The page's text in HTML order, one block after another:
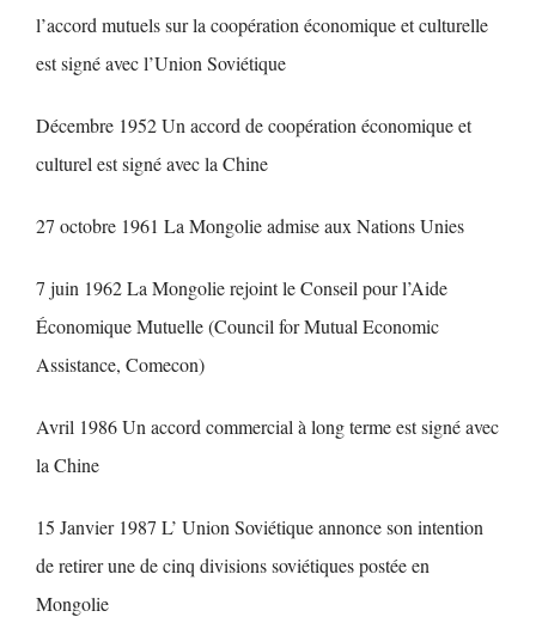
l’accord mutuels sur la coopération économique et culturelle
est signé avec l’Union Soviétique
Décembre 1952 Un accord de coopération économique et
culturel est signé avec la Chine
27 octobre 1961 La Mongolie admise aux Nations Unies
7 juin 1962 La Mongolie rejoint le Conseil pour l’Aide
Économique Mutuelle (Council for Mutual Economic
Assistance, Comecon)
Avril 1986 Un accord commercial à long terme est signé avec
la Chine
15 Janvier 1987 L’ Union Soviétique annonce son intention
de retirer une de cinq divisions soviétiques postée en
Mongolie